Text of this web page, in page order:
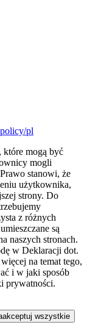
pl
które mogą być
mogli
stanowi, że
użytkownika,
strony. Do
z różnych
są
naszych stronach.
w Deklaracji dot.
na temat tego,
i w jaki sposób
prywatności.
wszystkie